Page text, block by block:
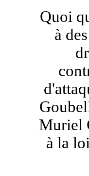
Quoi
à
Muriel
à la